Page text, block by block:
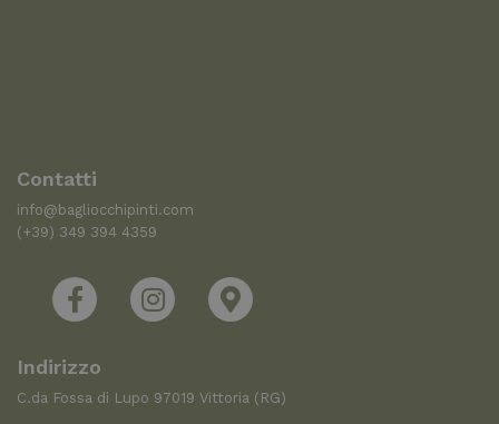
Contatti
info@bagliocchipinti.com
(+39) 349 394 4359
Indirizzo
C.da Fossa di Lupo 97019 Vittoria (RG)